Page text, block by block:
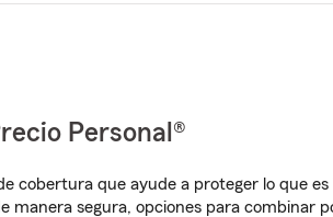
Personal®
cobertura que ayude a proteger lo que
manera segura, opciones para combinar